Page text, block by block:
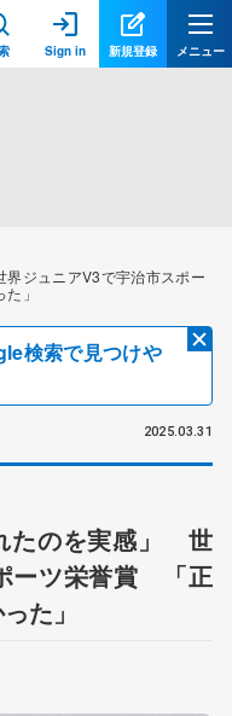
Sign in 新規登録 メニュー
ジュニアV3で宇治市スポー
」
検索で見つけや
2025.03.31
たのを実感」 世
ーツ栄誉賞 「正
た」